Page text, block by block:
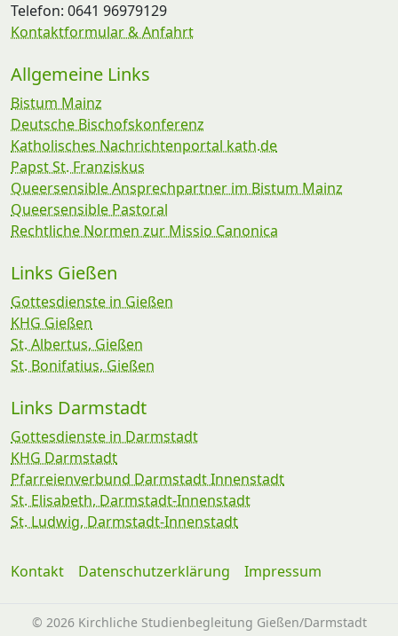
Telefon: 0641 96979129
Kontaktformular & Anfahrt
Allgemeine Links
Bistum Mainz
Deutsche Bischofskonferenz
Katholisches Nachrichtenportal kath.de
Papst St. Franziskus
Queersensible Ansprechpartner im Bistum Mainz
Queersensible Pastoral
Rechtliche Normen zur Missio Canonica
Links Gießen
Gottesdienste in Gießen
KHG Gießen
St. Albertus, Gießen
St. Bonifatius, Gießen
Links Darmstadt
Gottesdienste in Darmstadt
KHG Darmstadt
Pfarreienverbund Darmstadt Innenstadt
St. Elisabeth, Darmstadt-Innenstadt
St. Ludwig, Darmstadt-Innenstadt
Kontakt Datenschutzerklärung Impressum
© 2026 Kirchliche Studienbegleitung Gießen/Darmstadt